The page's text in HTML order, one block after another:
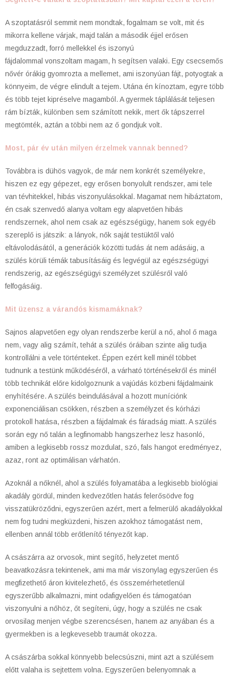
A szoptatásról semmit nem mondtak, fogalmam se volt, mit és
mikorra kellene várjak, majd talán a második éjjel erősen
megduzzadt, forró mellekkel és iszonyú
fájdalommal vonszoltam magam, h segítsen valaki. Egy csecsemős
nővér órákig gyomrozta a mellemet, ami iszonyúan fájt, potyogtak a
könnyeim, de végre elindult a tejem. Utána én kínoztam, egyre több
és több tejet kipréselve magamból. A gyermek táplálását teljesen
rám bízták, különben sem számított nekik, mert ők tápszerrel
megtömték, aztán a többi nem az ő gondjuk volt.
Most, pár év után milyen érzelmek vannak benned?
Továbbra is dühös vagyok, de már nem konkrét személyekre,
hiszen ez egy gépezet, egy erősen bonyolult rendszer, ami tele
van tévhitekkel, hibás viszonyulásokkal. Magamat nem hibáztatom,
én csak szenvedő alanya voltam egy alapvetően hibás
rendszernek, ahol nem csak az egészségügy, hanem sok egyéb
szereplő is játszik: a lányok, nők saját testüktől való
eltávolodásától, a generációk közötti tudás át nem adásáig, a
szülés körüli témák tabusításáig és legvégül az egészségügyi
rendszerig, az egészségügyi személyzet szülésről való
felfogásáig.
Mit üzensz a várandós kismamáknak?
Sajnos alapvetően egy olyan rendszerbe kerül a nő, ahol ő maga
nem, vagy alig számít, tehát a szülés óráiban szinte alig tudja
kontrollálni a vele történteket. Éppen ezért kell minél többet
tudnunk a testünk működéséről, a várható történésekről és minél
több technikát előre kidolgoznunk a vajúdás közbeni fájdalmaink
enyhítésére. A szülés beindulásával a hozott muníciónk
exponenciálisan csökken, részben a személyzet és kórházi
protokoll hatása, részben a fájdalmak és fáradság miatt. A szülés
során egy nő talán a legfinomabb hangszerhez lesz hasonló,
amiben a legkisebb rossz mozdulat, szó, fals hangot eredményez,
azaz, ront az optimálisan várhatón.
Azoknál a nőknél, ahol a szülés folyamatába a legkisebb biológiai
akadály gördül, minden kedvezőtlen hatás felerősödve fog
visszatükröződni, egyszerűen azért, mert a felmerülő akadályokkal
nem fog tudni megküzdeni, hiszen azokhoz támogatást nem,
ellenben annál több erőtlenítő tényezőt kap.
A császárra az orvosok, mint segítő, helyzetet mentő
beavatkozásra tekintenek, ami ma már viszonylag egyszerűen és
megfizethető áron kivitelezhető, és összemérhetetlenül
egyszerűbb alkalmazni, mint odafigyelően és támogatóan
viszonyulni a nőhöz, őt segíteni, úgy, hogy a szülés ne csak
orvosilag menjen végbe szerencsésen, hanem az anyában és a
gyermekben is a legkevesebb traumát okozza.
A császárba sokkal könnyebb belecsúszni, mint azt a szülésem
előtt valaha is sejtettem volna. Egyszerűen belenyomnak a